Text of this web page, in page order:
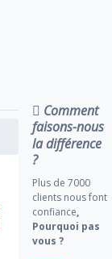
Comment
faisons-nous
la différence
?
Plus de 7000
clients nous font
confiance,
Pourquoi pas
vous ?